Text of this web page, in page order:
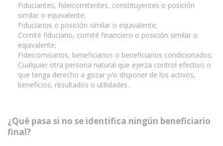
Fiduciantes, fideicomitentes, constituyentes o posición
similar o equivalente;
Fiduciarios o posición similar o equivalente;
Comité fiduciario, comité financiero o posición similar o
equivalente;
Fideicomisarios, beneficiarios o beneficiarios condicionados;
Cualquier otra persona natural que ejerza control efectivo o
que tenga derecho a gozar y/o disponer de los activos,
beneficios, resultados o utilidades.
¿Qué pasa si no se identifica ningún beneficiario
final?